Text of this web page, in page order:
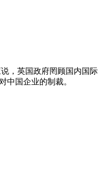
，英国政府罔顾国内国际
中国企业的制裁。